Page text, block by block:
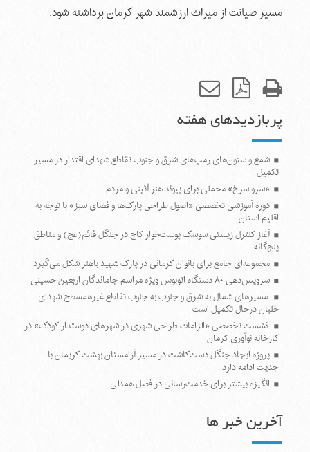
مسیر صیانت از میراث ارزشمند شهر کرمان برداشته شود.
پربازدیدهای هفته
شمع و ستون‌های رمپ‌های شرق و جنوب تقاطع شهدای اقتدار در مسیر
تکمیل
«سرو سرخ» محملی برای پیوند هنر آئینی و مردم
دوره آموزشی تخصصی «اصول طراحی پارک‌ها و فضای سبز» با توجه به
اقلیم استان
آغاز کنترل زیستی سوسک پوست‌خوار کاج در جنگل قائم(عج) و مناطق
پنج‌گانه
مجموعه‌ای جامع برای بانوان کرمانی در پارک شهید باهنر شکل می‌گیرد
سرویس‌دهی ۸۰ دستگاه اتوبوس ویژه مراسم جاماندگان اربعین حسینی
مسیرهای شمال به شرق و جنوب به جنوب تقاطع غیرهمسطح شهدای
خلبان درحال تکمیل است
نشست تخصصی «الزامات طراحی شهری در شهرهای دوستدار کودک» در
کارخانه نوآوری کرمان
پروژه ایجاد جنگل دست‌کاشت در مسیر آرامستان بهشت کریمان با
جدیت ادامه دارد
انگیزه بیشتر برای خدمت‌رسانی در فصل همدلی
آخرین خبر ها